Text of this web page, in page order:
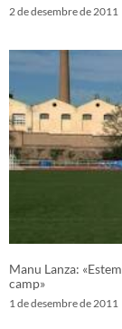
2 de desembre de 2011
Manu Lanza:
camp»
1 de desembre de 2011